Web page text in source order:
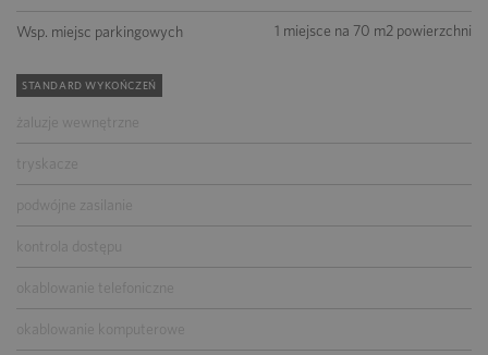
Wsp. miejsc parkingowych 1 miejsce na 70 m2 powierzchni
STANDARD WYKOŃCZEŃ
żaluzje wewnętrzne
tryskacze
podwójne zasilanie
kontrola dostępu
okablowanie telefoniczne
okablowanie komputerowe